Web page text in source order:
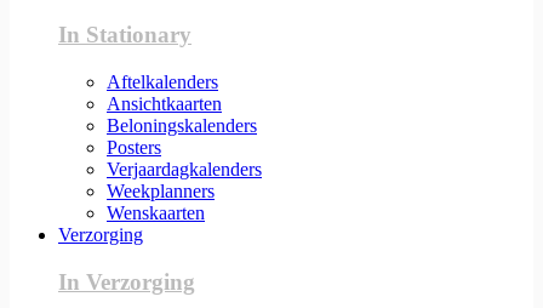
In Stationary
Aftelkalenders
Ansichtkaarten
Beloningskalenders
Posters
Verjaardagkalenders
Weekplanners
Wenskaarten
Verzorging
In Verzorging